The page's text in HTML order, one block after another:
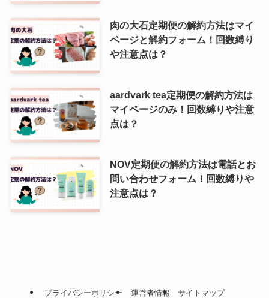
肉の大石定期便の解約方法はマイ
ページと解約フォーム！回数縛り
や注意点は？
aardvark tea定期便の解約方法は
マイページのみ！回数縛りや注意
点は？
NOV定期便の解約方法は電話とお
問い合わせフォーム！回数縛りや
注意点は？
プライバシーポリシー 運営者情報 サイトマップ